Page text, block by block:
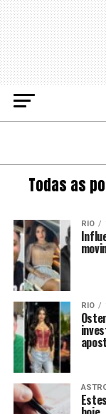
Todas as
RIO
RIO